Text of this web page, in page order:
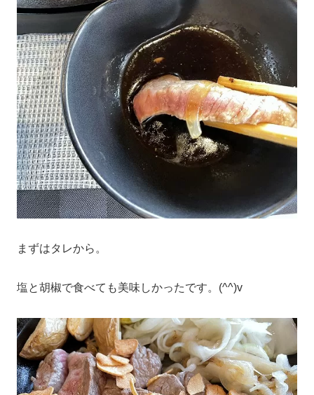
まずはタレから。
塩と胡椒で食べても美味しかったです。(^^)v